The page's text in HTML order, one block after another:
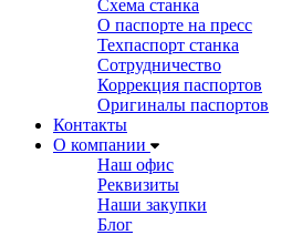
Схема станка
О паспорте на пресс
Техпаспорт станка
Сотрудничество
Коррекция паспортов
Оригиналы паспортов
Контакты
О компании
Наш офис
Реквизиты
Наши закупки
Блог